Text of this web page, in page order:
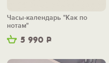
5 990 Р
Часы-календарь "Как по
нотам"